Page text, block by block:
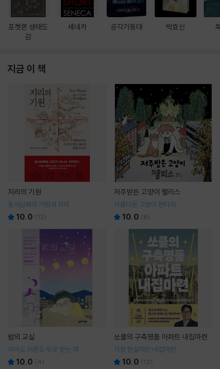
포켓몬 생태도
감
세네카 공각기동대 박효신
지금 이 책
지리의 기원
동서남북의 기원과 의미
10.0 (12)
저주받은 고양이 펠리스
아름다운 고양이 판타지
10.0 (8)
밤의 교실
아이도 어른도 위로 받는 책
10.0 (4)
쏘쿨의 구축명품 아파트 내집마련
가장 현실적인 내집마련
10.0 (12)